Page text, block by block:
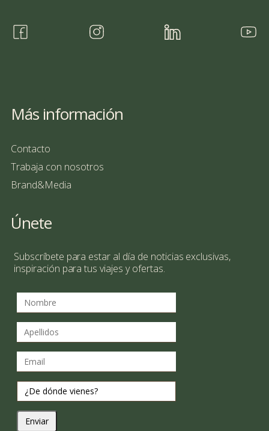
Más información
Contacto
Trabaja con nosotros
Brand&Media
Únete
Subscríbete para estar al día de noticias exclusivas,
inspiración para tus viajes y ofertas.
Enviar